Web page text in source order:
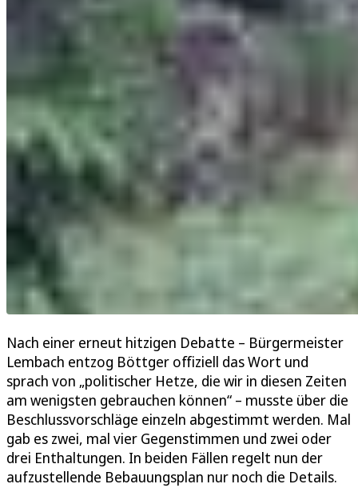
Nach einer erneut hitzigen Debatte – Bürgermeister
Lembach entzog Böttger offiziell das Wort und
sprach von „politischer Hetze, die wir in diesen Zeiten
am wenigsten gebrauchen können“ – musste über die
Beschlussvorschläge einzeln abgestimmt werden. Mal
gab es zwei, mal vier Gegenstimmen und zwei oder
drei Enthaltungen. In beiden Fällen regelt nun der
aufzustellende Bebauungsplan nur noch die Details.